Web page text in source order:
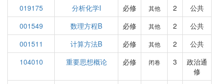
019175
分析化学I 必修 其他 2
公共
001549
数理方程B 必修 其他 2
公共
001511
计算方法B 必修 其他 2
公共
104010
重要思想概论 必修 闭卷 3
政治通
修